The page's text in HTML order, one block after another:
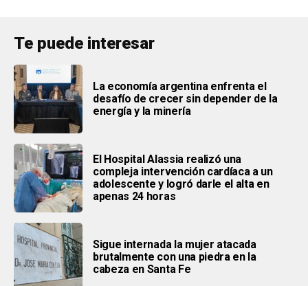
Te puede interesar
La economía argentina enfrenta el
desafío de crecer sin depender de la
energía y la minería
El Hospital Alassia realizó una
compleja intervención cardíaca a un
adolescente y logró darle el alta en
apenas 24 horas
Sigue internada la mujer atacada
brutalmente con una piedra en la
cabeza en Santa Fe